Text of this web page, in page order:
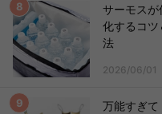
サーモスが
化するコ
法
2026/06/01
万能すぎて